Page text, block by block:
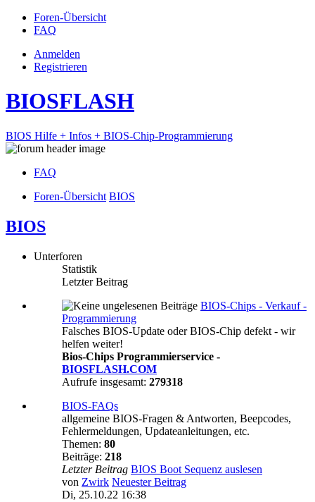
Foren-Übersicht
FAQ
Anmelden
Registrieren
BIOSFLASH
BIOS Hilfe + Infos + BIOS-Chip-Programmierung
FAQ
Foren-Übersicht BIOS
BIOS
Unterforen
Statistik
Letzter Beitrag
BIOS-Chips - Verkauf -
Programmierung
Falsches BIOS-Update oder BIOS-Chip defekt - wir
helfen weiter!
Bios-Chips Programmierservice -
BIOSFLASH.COM
Aufrufe insgesamt: 279318
BIOS-FAQs
allgemeine BIOS-Fragen & Antworten, Beepcodes,
Fehlermeldungen, Updateanleitungen, etc.
Themen: 80
Beiträge: 218
Letzter Beitrag BIOS Boot Sequenz auslesen
von Zwirk Neuester Beitrag
Di, 25.10.22 16:38